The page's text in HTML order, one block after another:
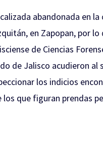
abandonada en la
en Zapopan, por
de Ciencias
de Jalisco acudieron al
los indicios
que figuran prendas